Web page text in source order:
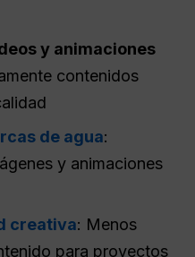
y animaciones
contenidos
de agua:
y animaciones
creativa: Menos
para proyectos